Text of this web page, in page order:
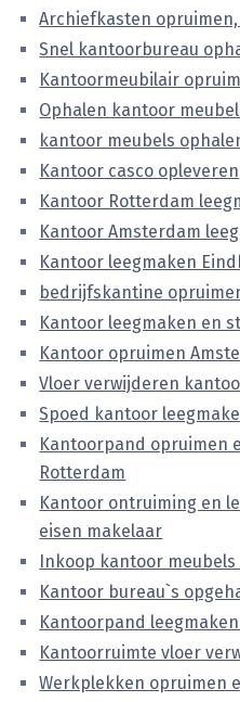
Archiefkasten
Snel kantoorbureau
Kantoormeubilair
Ophalen kantoor
kantoor meubels
Kantoor casco opleveren
Kantoor Rotterdam
Kantoor Amsterdam
Kantoor leegmaken
bedrijfskantine
Kantoor leegmaken en
Kantoor opruimen
Vloer verwijderen
Spoed kantoor
Kantoorpand opruimen
Rotterdam
Kantoor ontruiming en
eisen makelaar
Inkoop kantoor
Kantoor bureau`s
Kantoorpand
Kantoorruimte vloer
Werkplekken opruimen